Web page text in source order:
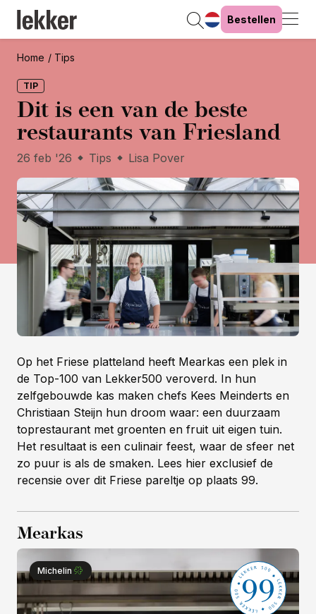
Bestellen
Home Tips
TIP
Dit is een van de beste
restaurants van Friesland
26 feb '26 Tips Lisa Pover
Op het Friese platteland heeft Mearkas een plek in
de Top-100 van Lekker500 veroverd. In hun
zelfgebouwde kas maken chefs Kees Meinderts en
Christiaan Steijn hun droom waar: een duurzaam
toprestaurant met groenten en fruit uit eigen tuin.
Het resultaat is een culinair feest, waar de sfeer net
zo puur is als de smaken. Lees hier exclusief de
recensie over dit Friese pareltje op plaats 99.
Mearkas
99
Michelin